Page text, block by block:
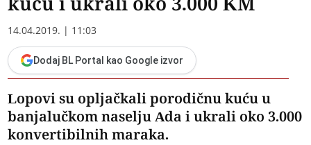
14.04.2019. | 11:03
Dodaj BL Portal kao Google izvor
Lopovi su opljačkali porodičnu kuću u
banjalučkom naselju Ada i ukrali oko 3.000
konvertibilnih maraka.